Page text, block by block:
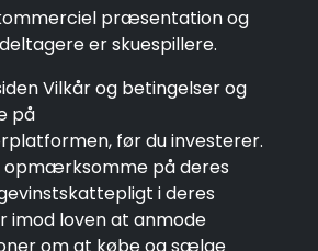
præsentation og
er skuespillere.
Vilkår og betingelser og
på
før du investerer.
på deres
i deres
imod loven at anmode
om at købe og sælge